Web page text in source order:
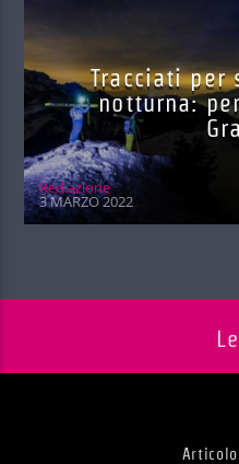
Tracciati per
notturna:
Red.azione
3 MARZO 2022